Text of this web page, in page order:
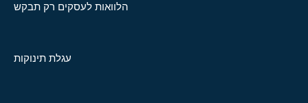
הלוואות לעסקים רק תבקש
עגלת תינוקות